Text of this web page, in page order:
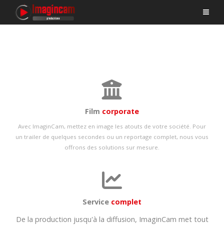
Film corporate
Avec ImaginCam, mettez en image les atouts de votre société. Pour
un trailer de quelques secondes ou un reportage complet, nous vous
offrons des solutions sur mesure.
Service complet
De la production jusqu'à la diffusion, ImaginCam met tout